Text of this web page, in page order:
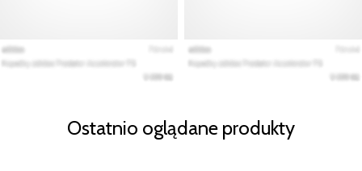
Ostatnio oglądane produkty